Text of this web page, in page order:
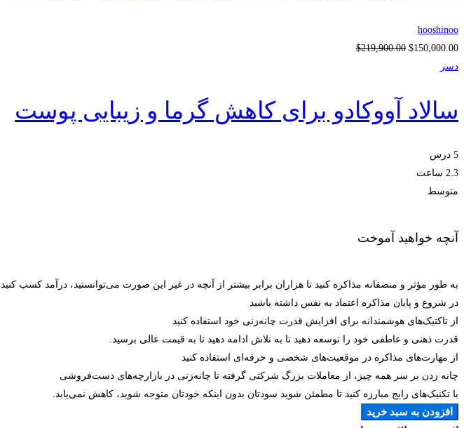
hooshinoo
$150,000.00
$219,900.00
دسر
سالاد آووکادو برای کاهش گرما و زیبایی پوست
5 درس
2.3 ساعت
متوسط
آنچه خواهید آموخت
به طور مؤثر و منصفانه مذاکره کنید تا هزاران برابر بیشتر از آنچه در غیر این صورت می‌توانستید، درآمد کسب کنید
در شروع و پایان مذاکره اعتماد به نفس داشته باشید
از تاکتیک‌های هوشمندانه برای افزایش قدرت چانه‌زنی خود استفاده کنید
قدرت ذهنی و عاطفی خود را توسعه دهید تا به تلاش ادامه دهید تا به قیمت عالی برسید.
از مهارت‌های مذاکره در موقعیت‌های شخصی و حرفه‌ای استفاده کنید
چانه زدن بر سر همه چیز، از معاملات بزرگ شرکتی گرفته تا چانه‌زنی در بازارچه‌های دست‌فروشی
با تکنیک‌های رایج مبارزه کنید تا مطمئن شوید سودتان بدون اینکه خودتان متوجه شوید، کاهش نمی‌یابد.
افزودن به سبد خرید